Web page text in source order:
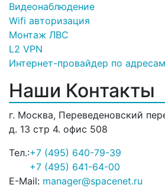
Видеонаблюдение
Wifi авторизация
Монтаж ЛВС
L2 VPN
Интернет-провайдер по адресам
Наши Контакты
г. Москва, Переведеновский
д. 13 стр 4. офис 508
Тел.:+7 (495) 640-79-39
+7 (495) 641-64-00
E-Mail: manager@spacenet.ru